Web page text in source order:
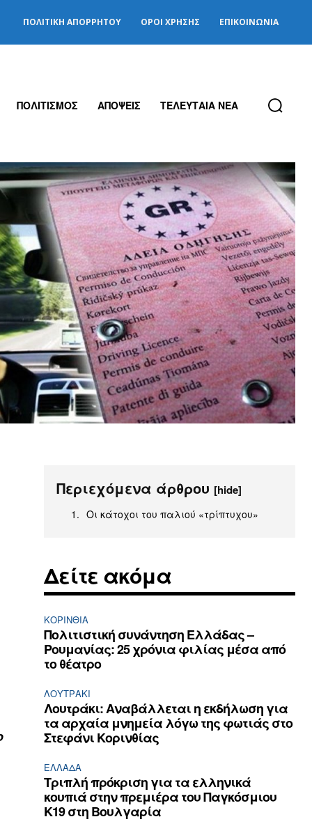
ΠΟΛΙΤΙΚΉ ΑΠΟΡΡΉΤΟΥ ΌΡΟΙ ΧΡΉΣΗΣ ΕΠΙΚΟΙΝΩΝΊΑ
ΠΟΛΙΤΙΣΜΟΣ ΑΠΟΨΕΙΣ ΤΕΛΕΥΤΑΙΑ ΝΕΑ
Περιεχόμενα άρθρου [hide]
Οι κάτοχοι του παλιού «τρίπτυχου»
Δείτε ακόμα
ΚΟΡΙΝΘΊΑ
Πολιτιστική συνάντηση Ελλάδας –
Ρουμανίας: 25 χρόνια φιλίας μέσα από
το θέατρο
ΛΟΥΤΡΆΚΙ
Λουτράκι: Αναβάλλεται η εκδήλωση για
τα αρχαία μνημεία λόγω της φωτιάς στο
Στεφάνι Κορινθίας
ΕΛΛΆΔΑ
Τριπλή πρόκριση για τα ελληνικά
κουπιά στην πρεμιέρα του Παγκόσμιου
Κ19 στη Βουλγαρία